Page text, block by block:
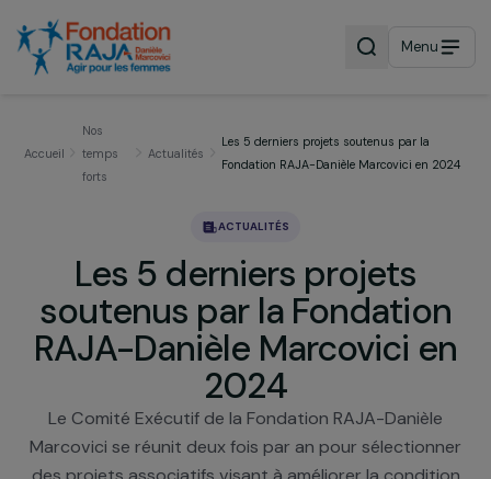
Menu
temps Actualités
Les 5 derniers projets soutenus par la
Les 5 derniers projets
soutenus par la
RAJA-Danièle Marcovici
2024
Le Comité Exécutif de la Fondation RAJA-Danièle